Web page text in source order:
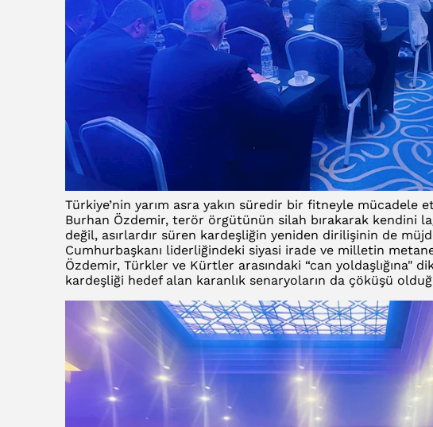
Türkiye’nin yarım asra yakın süredir bir fitneyle mücadele
Burhan Özdemir, terör örgütünün silah bırakarak kendini
değil, asırlardır süren kardeşliğin yeniden dirilişinin de
Cumhurbaşkanı liderliğindeki siyasi irade ve milletin
Özdemir, Türkler ve Kürtler arasındaki “can yoldaşlığına"
kardeşliği hedef alan karanlık senaryoların da çöküşü